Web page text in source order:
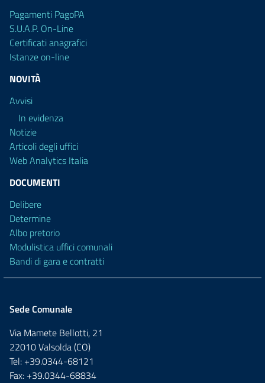
Pagamenti PagoPA
S.U.A.P. On-Line
Certificati anagrafici
Istanze on-line
NOVITÀ
Avvisi
In evidenza
Notizie
Articoli degli uffici
Web Analytics Italia
DOCUMENTI
Delibere
Determine
Albo pretorio
Modulistica uffici comunali
Bandi di gara e contratti
Sede Comunale
Via Mamete Bellotti, 21
22010 Valsolda (CO)
Tel: +39.0344-68121
Fax: +39.0344-68834